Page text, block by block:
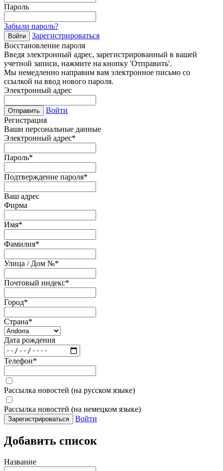
Пароль
Забыли пароль?
Войти
Зарегистрироваться
Восстановление пароля
Введя электронный адрес, зарегистрированный в вашей
учетной записи, нажмите на кнопку 'Отправить'.
Мы немедленно направим вам электронное письмо со
ссылкой на ввод нового пароля.
Электронный адрес
Отправить
Войти
Регистрация
Ваши персональные данные
Электронный адрес*
Пароль*
Подтверждение пароля*
Ваш адрес
Фирма
Имя*
Фамилия*
Улица / Дом №*
Почтовый индекс*
Город*
Страна*
Дата рождения
Телефон*
Рассылка новостей (на русском языке)
Рассылка новостей (на немецком языке)
Зарегистрироваться Войти
Добавить список
Название